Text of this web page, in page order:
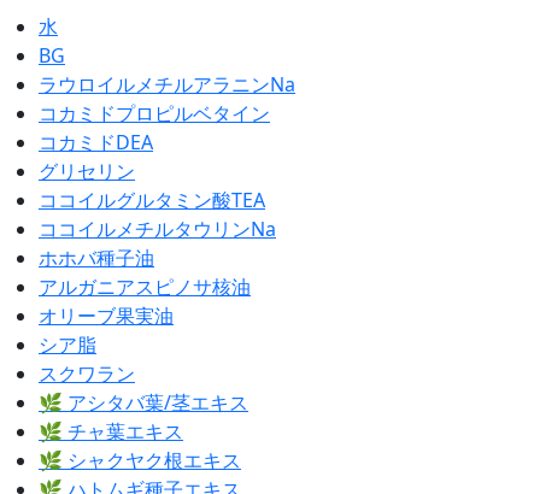
水
BG
ラウロイルメチルアラニンNa
コカミドプロピルベタイン
コカミドDEA
グリセリン
ココイルグルタミン酸TEA
ココイルメチルタウリンNa
ホホバ種子油
アルガニアスピノサ核油
オリーブ果実油
シア脂
スクワラン
🌿 アシタバ葉/茎エキス
🌿 チャ葉エキス
🌿 シャクヤク根エキス